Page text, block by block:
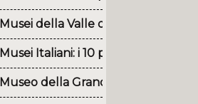
Musei della Valle d'Aosta
Musei Italiani: i 10 post più popolari
Museo della Grande Guerra 1914-